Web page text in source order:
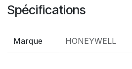
Spécifications
Marque HONEYWELL